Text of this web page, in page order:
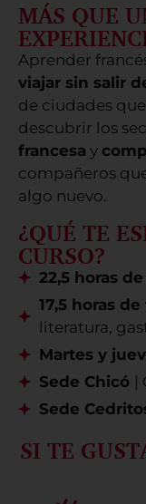
MÁS QUE
Aprender
viajar sin salir
de ciudades
descubrir los
francesa y
compañeros
algo nuevo.
¿QUÉ TE
CURSO?
22,5 horas
17,5 horas
literatura,
Martes y
Sede Chicó |
Sede
SI TE